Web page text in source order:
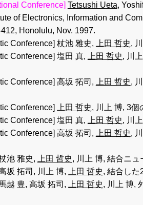
Conference] Tetsushi Ueta,
of Electronics, Information and
Honolulu, Nov. 1997.
Conference] 杖池 雅史, 上田 哲史,
Conference] 塩田 真, 上田 哲史, 川
Conference] 高坂 拓司, 上田 哲史,
Conference]
上田 哲史, 川上 博, 3個
Conference] 塩田 真, 上田 哲史, 川
Conference] 高坂 拓司, 上田 哲史,
池 雅史, 上田 哲史, 川上 博, 結合ニ
坂 拓司, 川上 博, 上田 哲史, 結合した
越 豊, 高坂 拓司, 上田 哲史, 川上 博,